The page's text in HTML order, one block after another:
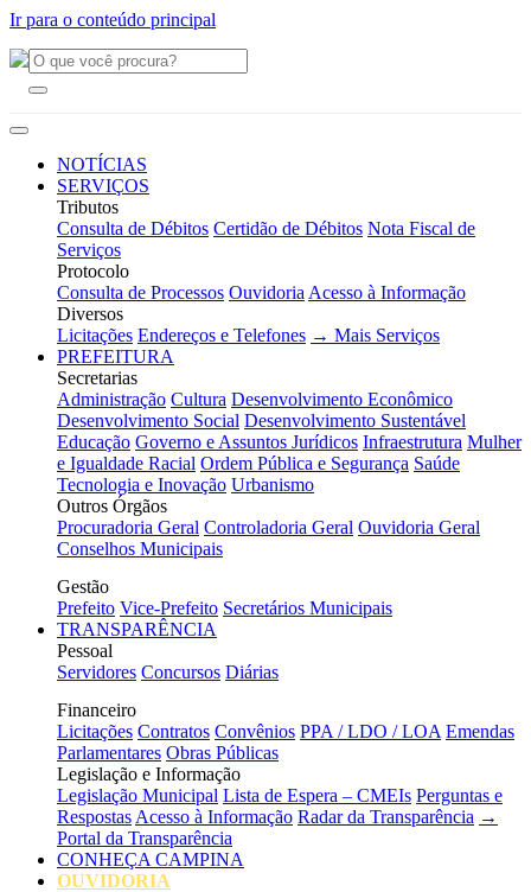
Ir para o conteúdo principal
NOTÍCIAS
SERVIÇOS
Tributos
Consulta de Débitos Certidão de Débitos Nota Fiscal de
Serviços
Protocolo
Consulta de Processos Ouvidoria Acesso à Informação
Diversos
Licitações Endereços e Telefones → Mais Serviços
PREFEITURA
Secretarias
Administração Cultura Desenvolvimento Econômico
Desenvolvimento Social Desenvolvimento Sustentável
Educação Governo e Assuntos Jurídicos Infraestrutura Mulher
e Igualdade Racial Ordem Pública e Segurança Saúde
Tecnologia e Inovação Urbanismo
Outros Órgãos
Procuradoria Geral Controladoria Geral Ouvidoria Geral
Conselhos Municipais
Gestão
Prefeito Vice-Prefeito Secretários Municipais
TRANSPARÊNCIA
Pessoal
Servidores Concursos Diárias
Financeiro
Licitações Contratos Convênios PPA / LDO / LOA Emendas
Parlamentares Obras Públicas
Legislação e Informação
Legislação Municipal Lista de Espera – CMEIs Perguntas e
Respostas Acesso à Informação Radar da Transparência →
Portal da Transparência
CONHEÇA CAMPINA
OUVIDORIA